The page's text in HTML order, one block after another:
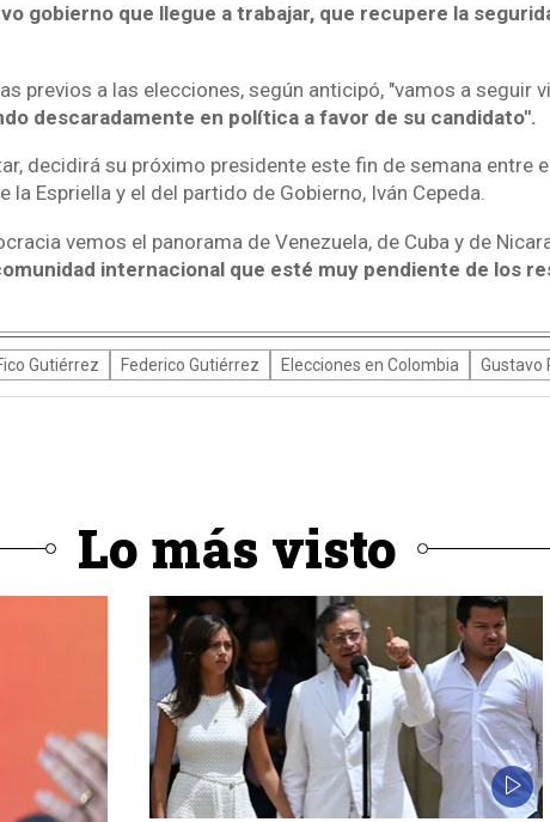
gobierno que llegue a trabajar, que recupere la
previos a las elecciones, según anticipó, "vamos a seguir
descaradamente en política a favor de su candidato".
decidirá su próximo presidente este fin de semana entre
la Espriella y el del partido de Gobierno, Iván Cepeda.
vemos el panorama de Venezuela, de Cuba y de
internacional que esté muy pendiente de los
Gutiérrez Federico Gutiérrez Elecciones en Colombia Gustavo
Lo más visto